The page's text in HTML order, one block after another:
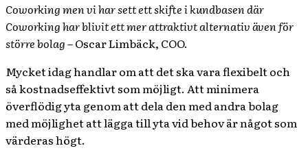
Coworking men vi har sett ett skifte i kundbasen där
Coworking har blivit ett mer attraktivt alternativ även för
större bolag– Oscar Limbäck, COO.
Mycket idag handlar om att det ska vara flexibelt och
så kostnadseffektivt som möjligt. Att minimera
överflödig yta genom att dela den med andra bolag
med möjlighet att lägga till yta vid behov är något som
värderas högt.